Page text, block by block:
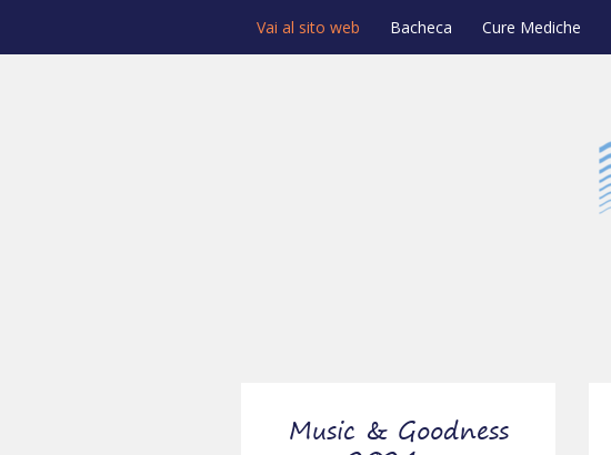
Vai al sito web Bacheca Cure Mediche
Music & Goodness